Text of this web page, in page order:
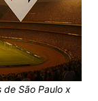
de São Paulo x